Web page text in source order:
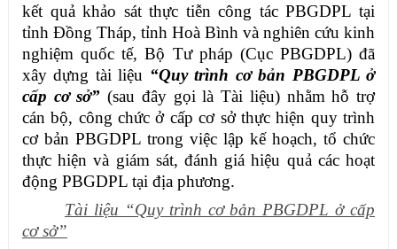
kết quả khảo sát thực tiễn công tác PBGDPL tại
tỉnh Đồng Tháp, tỉnh Hoà Bình và nghiên cứu kinh
nghiệm quốc tế, Bộ Tư pháp (Cục PBGDPL) đã
xây dựng tài liệu “Quy trình cơ bản PBGDPL ở
cấp cơ sở” (sau đây gọi là Tài liệu) nhằm hỗ trợ
cán bộ, công chức ở cấp cơ sở thực hiện quy trình
cơ bản PBGDPL trong việc lập kế hoạch, tổ chức
thực hiện và giám sát, đánh giá hiệu quả các hoạt
động PBGDPL tại địa phương.
Tài liệu “Quy trình cơ bản PBGDPL ở cấp
cơ sở”